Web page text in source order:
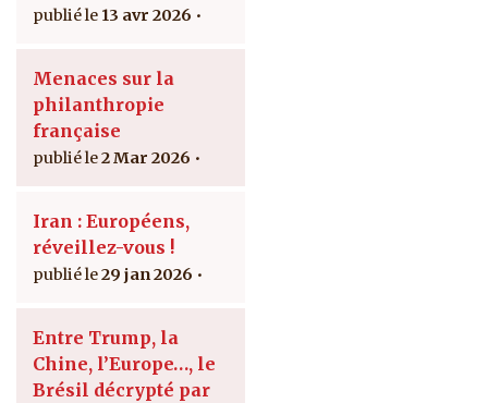
13 avr 2026
Menaces sur la
philanthropie
française
2 Mar 2026
Iran : Européens,
réveillez-vous !
29 jan 2026
Entre Trump, la
Chine, l’Europe…, le
Brésil décrypté par